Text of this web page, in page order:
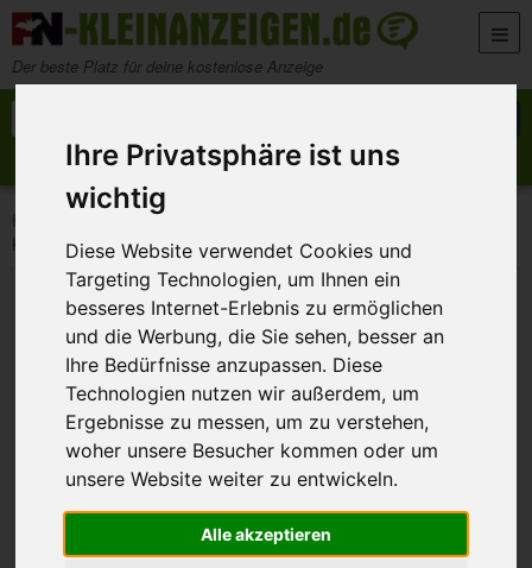
Ihre Privatsphäre ist uns
wichtig
Diese Website verwendet Cookies und
Targeting Technologien, um Ihnen ein
besseres Internet-Erlebnis zu ermöglichen
und die Werbung, die Sie sehen, besser an
Ihre Bedürfnisse anzupassen. Diese
Technologien nutzen wir außerdem, um
Ergebnisse zu messen, um zu verstehen,
woher unsere Besucher kommen oder um
unsere Website weiter zu entwickeln.
Alle akzeptieren
Zum Inhalt springen
Der beste Platz für deine kostenlose Anzeige
Anzeige aufgeben
Meine Anzeigen
FN-Kleinanzeigen >
Katzenschutzverordnung für Bamberg – Petition Katzen Kastration